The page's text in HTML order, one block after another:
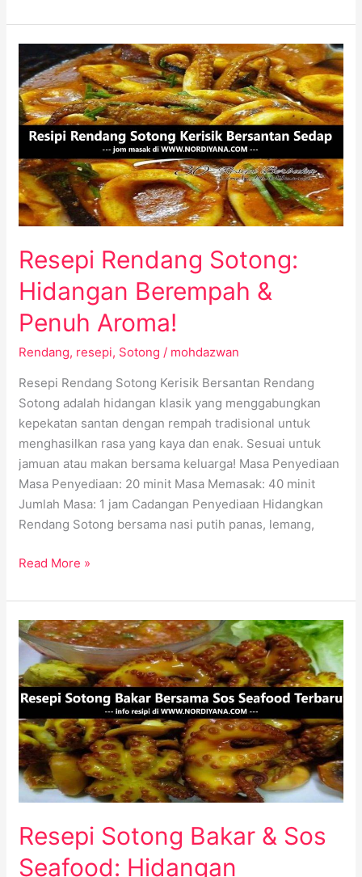
Resepi Rendang Sotong:
Hidangan Berempah &
Penuh Aroma!
Rendang, resepi, Sotong / mohdazwan
Resepi Rendang Sotong Kerisik Bersantan Rendang
Sotong adalah hidangan klasik yang menggabungkan
kepekatan santan dengan rempah tradisional untuk
menghasilkan rasa yang kaya dan enak. Sesuai untuk
jamuan atau makan bersama keluarga! Masa Penyediaan
Masa Penyediaan: 20 minit Masa Memasak: 40 minit
Jumlah Masa: 1 jam Cadangan Penyediaan Hidangkan
Rendang Sotong bersama nasi putih panas, lemang,
Resepi
Rendang
Sotong:
Hidangan
Berempah
Penuh
Aroma!
Read More »
Resepi Sotong Bakar & Sos
Seafood: Hidangan
Resepi
Sotong
Bakar
&
Seafood:
Hidangan
Menggiurkan